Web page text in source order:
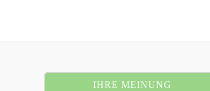
IHRE MEINUNG